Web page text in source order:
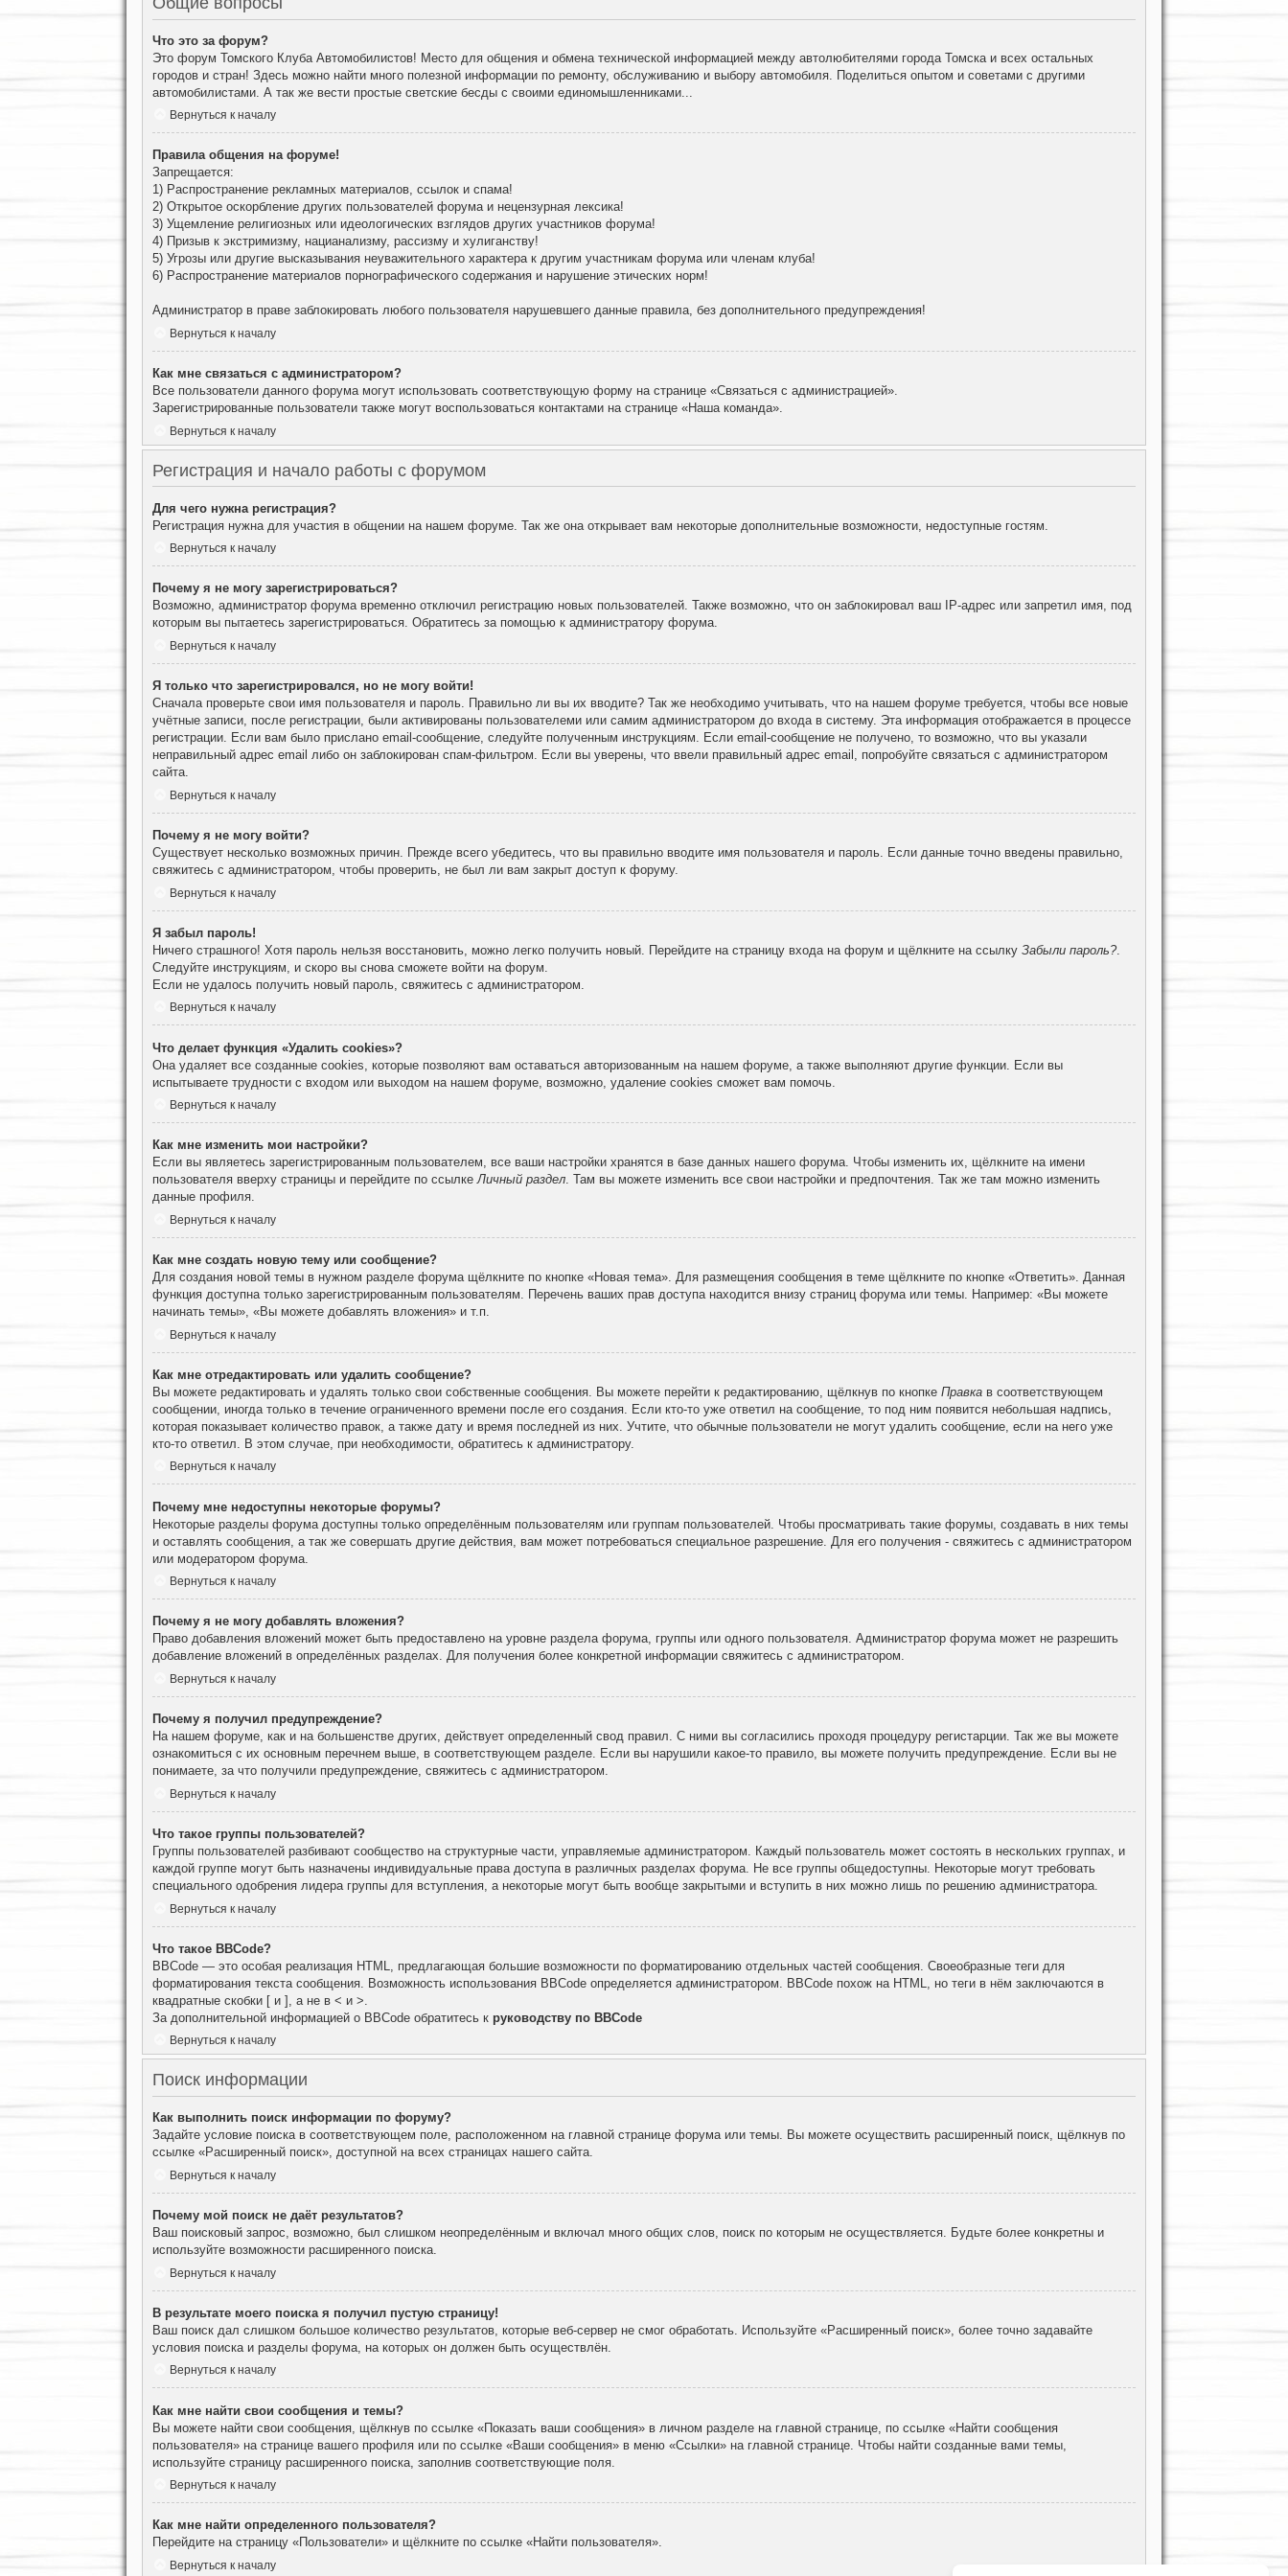
Что это за форум?
Это форум Томского Клуба Автомобилистов! Место для общения и обмена технической информацией между автолюбителями города Томска и всех остальных
городов и стран! Здесь можно найти много полезной информации по ремонту, обслуживанию и выбору автомобиля. Поделиться опытом и советами с другими
автомобилистами. А так же вести простые светские бесды с своими единомышленниками...
Вернуться к началу
Правила общения на форуме!
Запрещается:
1) Распространение рекламных материалов, ссылок и спама!
2) Открытое оскорбление других пользователей форума и нецензурная лексика!
3) Ущемление религиозных или идеологических взглядов других участников форума!
4) Призыв к экстримизму, нацианализму, рассизму и хулиганству!
5) Угрозы или другие высказывания неуважительного характера к другим участникам форума или членам клуба!
6) Распространение материалов порнографического содержания и нарушение этических норм!
Администратор в праве заблокировать любого пользователя нарушевшего данные правила, без дополнительного предупреждения!
Вернуться к началу
Как мне связаться с администратором?
Все пользователи данного форума могут использовать соответствующую форму на странице «Связаться с администрацией».
Зарегистрированные пользователи также могут воспользоваться контактами на странице «Наша команда».
Вернуться к началу
Регистрация и начало работы с форумом
Для чего нужна регистрация?
Регистрация нужна для участия в общении на нашем форуме. Так же она открывает вам некоторые дополнительные возможности, недоступные гостям.
Вернуться к началу
Почему я не могу зарегистрироваться?
Возможно, администратор форума временно отключил регистрацию новых пользователей. Также возможно, что он заблокировал ваш IP-адрес или запретил имя, под
которым вы пытаетесь зарегистрироваться. Обратитесь за помощью к администратору форума.
Вернуться к началу
Я только что зарегистрировался, но не могу войти!
Сначала проверьте свои имя пользователя и пароль. Правильно ли вы их вводите? Так же необходимо учитывать, что на нашем форуме требуется, чтобы все новые
учётные записи, после регистрации, были активированы пользователеми или самим администратором до входа в систему. Эта информация отображается в процессе
регистрации. Если вам было прислано email-сообщение, следуйте полученным инструкциям. Если email-сообщение не получено, то возможно, что вы указали
неправильный адрес email либо он заблокирован спам-фильтром. Если вы уверены, что ввели правильный адрес email, попробуйте связаться с администратором
сайта.
Вернуться к началу
Почему я не могу войти?
Существует несколько возможных причин. Прежде всего убедитесь, что вы правильно вводите имя пользователя и пароль. Если данные точно введены правильно,
свяжитесь с администратором, чтобы проверить, не был ли вам закрыт доступ к форуму.
Вернуться к началу
Я забыл пароль!
Ничего страшного! Хотя пароль нельзя восстановить, можно легко получить новый. Перейдите на страницу входа на форум и щёлкните на ссылку Забыли пароль?.
Следуйте инструкциям, и скоро вы снова сможете войти на форум.
Если не удалось получить новый пароль, свяжитесь с администратором.
Вернуться к началу
Что делает функция «Удалить cookies»?
Она удаляет все созданные cookies, которые позволяют вам оставаться авторизованным на нашем форуме, а также выполняют другие функции. Если вы
испытываете трудности с входом или выходом на нашем форуме, возможно, удаление cookies сможет вам помочь.
Вернуться к началу
Как мне изменить мои настройки?
Если вы являетесь зарегистрированным пользователем, все ваши настройки хранятся в базе данных нашего форума. Чтобы изменить их, щёлкните на имени
пользователя вверху страницы и перейдите по ссылкеЛичный раздел. Там вы можете изменить все свои настройки и предпочтения. Так же там можно изменить
данные профиля.
Вернуться к началу
Как мне создать новую тему или сообщение?
Для создания новой темы в нужном разделе форума щёлкните по кнопке «Новая тема». Для размещения сообщения в теме щёлкните по кнопке «Ответить». Данная
функция доступна только зарегистрированным пользователям. Перечень ваших прав доступа находится внизу страниц форума или темы. Например: «Вы можете
начинать темы», «Вы можете добавлять вложения» и т.п.
Вернуться к началу
Как мне отредактировать или удалить сообщение?
Вы можете редактировать и удалять только свои собственные сообщения. Вы можете перейти к редактированию, щёлкнув по кнопке Правкав соответствующем
сообщении, иногда только в течение ограниченного времени после его создания. Если кто-то уже ответил на сообщение, то под ним появится небольшая надпись,
которая показывает количество правок, а также дату и время последней из них. Учтите, что обычные пользователи не могут удалить сообщение, если на него уже
кто-то ответил. В этом случае, при необходимости, обратитесь к администратору.
Вернуться к началу
Почему мне недоступны некоторые форумы?
Некоторые разделы форума доступны только определённым пользователям или группам пользователей. Чтобы просматривать такие форумы, создавать в них темы
и оставлять сообщения, а так же совершать другие действия, вам может потребоваться специальное разрешение. Для его получения - свяжитесь с администратором
или модератором форума.
Вернуться к началу
Почему я не могу добавлять вложения?
Право добавления вложений может быть предоставлено на уровне раздела форума, группы или одного пользователя. Администратор форума может не разрешить
добавление вложений в определённых разделах. Для получения более конкретной информации свяжитесь с администратором.
Вернуться к началу
Почему я получил предупреждение?
На нашем форуме, как и на большенстве других, действует определенный свод правил. С ними вы согласились проходя процедуру регистарции. Так же вы можете
ознакомиться с их основным перечнем выше, в соответствующем разделе. Если вы нарушили какое-то правило, вы можете получить предупреждение. Если вы не
понимаете, за что получили предупреждение, свяжитесь с администратором.
Вернуться к началу
Что такое группы пользователей?
Группы пользователей разбивают сообщество на структурные части, управляемые администратором. Каждый пользователь может состоять в нескольких группах, и
каждой группе могут быть назначены индивидуальные права доступа в различных разделах форума. Не все группы общедоступны. Некоторые могут требовать
специального одобрения лидера группы для вступления, а некоторые могут быть вообще закрытыми и вступить в них можно лишь по решению администратора.
Вернуться к началу
Что такое BBCode?
BBCode — это особая реализация HTML, предлагающая большие возможности по форматированию отдельных частей сообщения. Своеобразные теги для
форматирования текста сообщения. Возможность использования BBCode определяется администратором. BBCode похож на HTML, но теги в нём заключаются в
квадратные скобки [ и ], а не в < и >.
За дополнительной информацией о BBCode обратитесь к руководству по BBCode
Вернуться к началу
Поиск информации
Как выполнить поиск информации по форуму?
Задайте условие поиска в соответствующем поле, расположенном на главной странице форума или темы. Вы можете осуществить расширенный поиск, щёлкнув по
ссылке «Расширенный поиск», доступной на всех страницах нашего сайта.
Вернуться к началу
Почему мой поиск не даёт результатов?
Ваш поисковый запрос, возможно, был слишком неопределённым и включал много общих слов, поиск по которым не осуществляется. Будьте более конкретны и
используйте возможности расширенного поиска.
Вернуться к началу
В результате моего поиска я получил пустую страницу!
Ваш поиск дал слишком большое количество результатов, которые веб-сервер не смог обработать. Используйте «Расширенный поиск», более точно задавайте
условия поиска и разделы форума, на которых он должен быть осуществлён.
Вернуться к началу
Как мне найти свои сообщения и темы?
Вы можете найти свои сообщения, щёлкнув по ссылке «Показать ваши сообщения» в личном разделе на главной странице, по ссылке «Найти сообщения
пользователя» на странице вашего профиля или по ссылке «Ваши сообщения» в меню «Ссылки» на главной странице. Чтобы найти созданные вами темы,
используйте страницу расширенного поиска, заполнив соответствующие поля.
Вернуться к началу
Как мне найти определенного пользователя?
Перейдите на страницу «Пользователи» и щёлкните по ссылке «Найти пользователя».
Вернуться к началу